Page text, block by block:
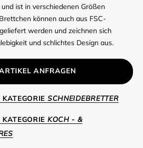
ist in verschiedenen Größen
können auch aus FSC-
werden und zeichnen sich
und schlichtes Design aus.
ANFRAGEN
SCHNEIDEBRETTER
KOCH - &